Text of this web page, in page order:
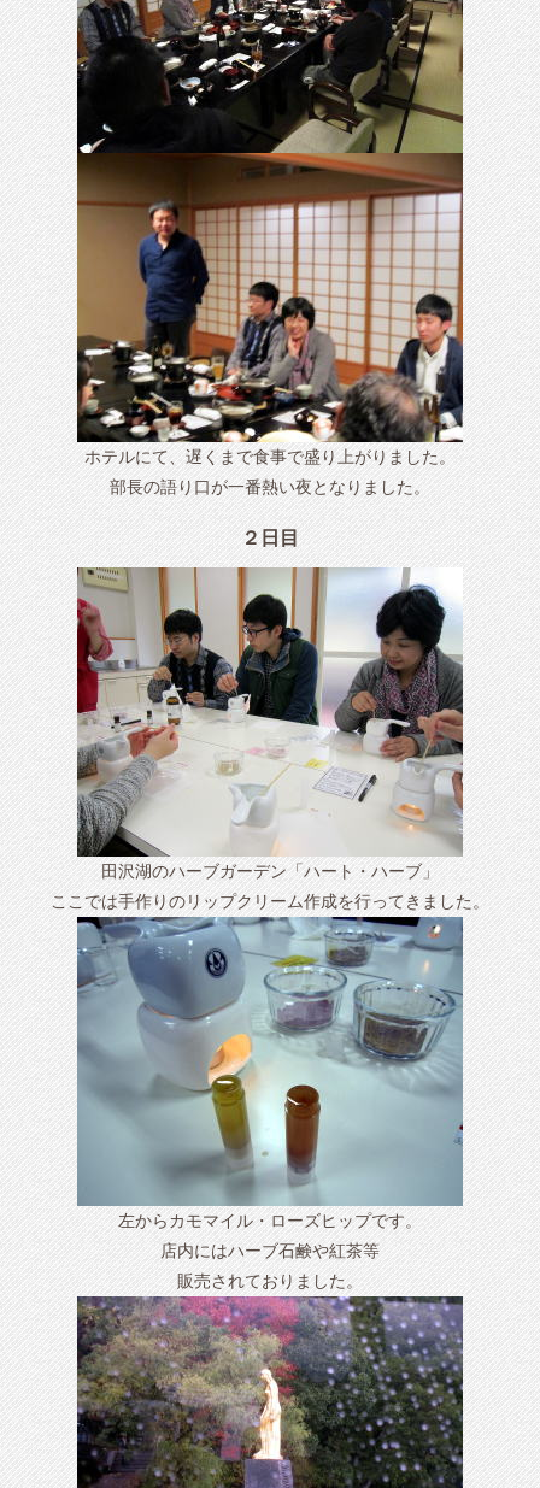
ホテルにて、遅くまで食事で盛り上がりました。
部長の語り口が一番熱い夜となりました。
２日目
田沢湖のハーブガーデン「ハート・ハーブ」
ここでは手作りのリップクリーム作成を行ってきました。
左からカモマイル・ローズヒップです。
店内にはハーブ石鹸や紅茶等
販売されておりました。